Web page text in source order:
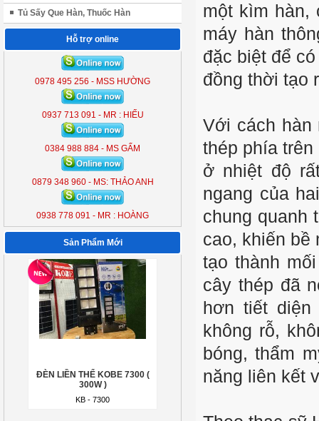
Tủ Sấy Que Hàn, Thuốc Hàn
Hỗ trợ online
0978 495 256 - MSS HƯỜNG
0937 713 091 - MR : HIẾU
0384 988 884 - MS GẤM
0879 348 960 - MS: THẢO ANH
0938 778 091 - MR : HOÀNG
Sản Phẩm Mới
ĐÈN LIỀN THỂ KOBE 7300 (
300W )
KB - 7300
ĐÈN LIỀN THỂ KOBE 7300 (
300W )
KB - 7300
ĐÈN LIỀN THỂ KOBE 7300 (
300W )
KB - 7300
một kìm
máy hàn
đặc biệt để
đồng thời tạo
Với cách hàn
thép phía
ở nhiệt độ
ngang của
chung quanh
cao, khiến bề
tạo thành
cây thép đã
hơn tiết diện
không rỗ,
bóng, thẩm
năng liên kết